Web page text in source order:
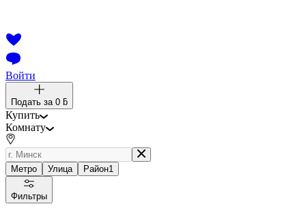
Войти
Подать за 0 ƃ
Купить
Комнату
Метро Улица Район1
Фильтры